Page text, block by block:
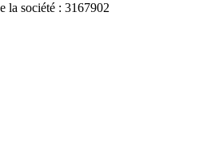
la société : 3167902